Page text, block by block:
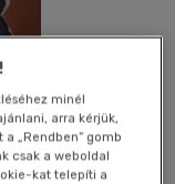
minél
arra kérjük,
„Rendben” gomb
csak a weboldal
kat telepíti a